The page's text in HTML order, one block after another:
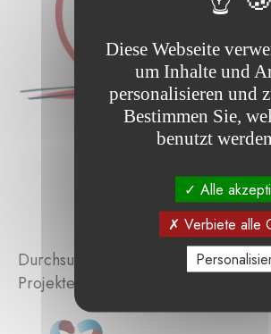
Durchsuchen Sie die von der
Projekte :
Diese Webseite
um Inhalte und
personalisieren und
Bestimmen Sie,
benutzt
Alle
Verbiete alle